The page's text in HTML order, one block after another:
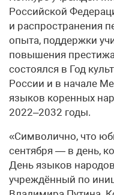
Российской
и распространения
опыта, поддержки
повышения
состоялся в Год
России и в начале
языков коренных
2022–2032 годы.
«Символично, что
сентября — в день,
День языков
учреждённый по